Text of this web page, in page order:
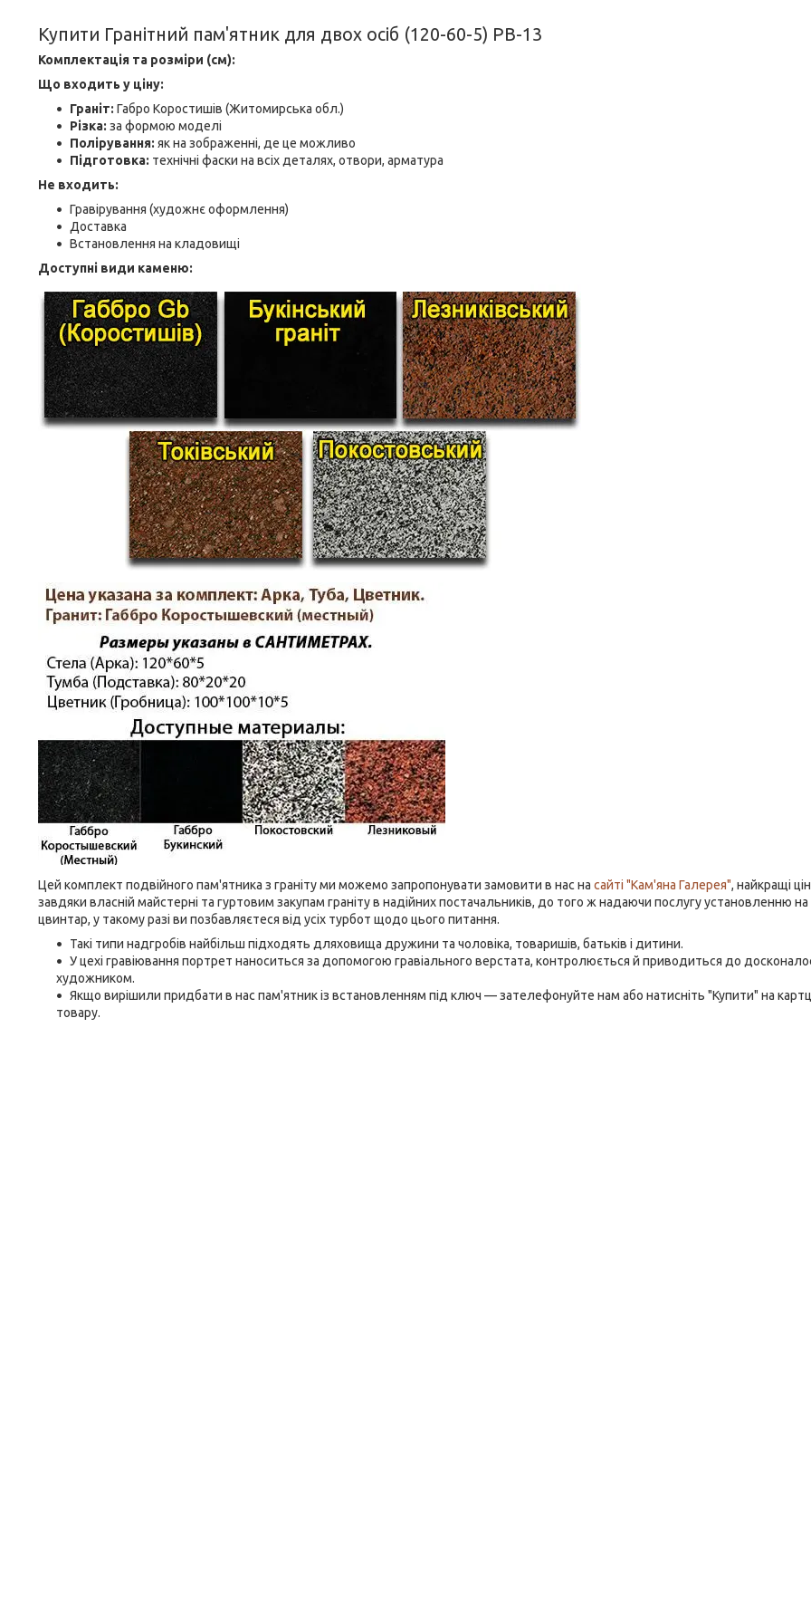
Купити Гранітний пам'ятник для двох осіб (120-60-5) РВ-13
Комплектація та розміри (см):
Що входить у ціну:
Граніт: Габро Коростишів (Житомирська обл.)
Різка: за формою моделі
Полірування: як на зображенні, де це можливо
Підготовка: технічні фаски на всіх деталях, отвори, арматура
Не входить:
Гравірування (художнє оформлення)
Доставка
Встановлення на кладовищі
Доступні види каменю:
Цей комплект подвійного пам'ятника з граніту ми можемо запропонувати замовити в нас на сайті "Кам'яна Галерея", найкращі
завдяки власній майстерні та гуртовим закупам граніту в надійних постачальників, до того ж надаючи послугу установленню на
цвинтар, у такому разі ви позбавляєтеся від усіх турбот щодо цього питання.
Такі типи надгробів найбільш підходять дляховища дружини та чоловіка, товаришів, батьків і дитини.
У цехі гравіювання портрет наноситься за допомогою гравіального верстата, контролюється й приводиться до
художником.
Якщо вирішили придбати в нас пам'ятник із встановленням під ключ — зателефонуйте нам або натисніть "Купити" на
товару.